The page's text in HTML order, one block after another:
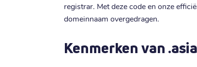
registrar. Met deze code en onze
domeinnaam overgedragen.
Kenmerken van